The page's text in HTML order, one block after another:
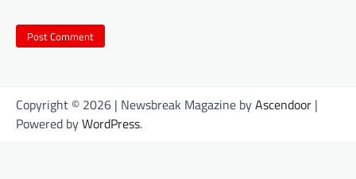
Copyright © 2026 | Newsbreak Magazine byAscendoor |
Powered byWordPress.